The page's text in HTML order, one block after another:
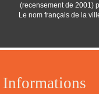
Informations
(recensement de 2001)
Le nom français de la